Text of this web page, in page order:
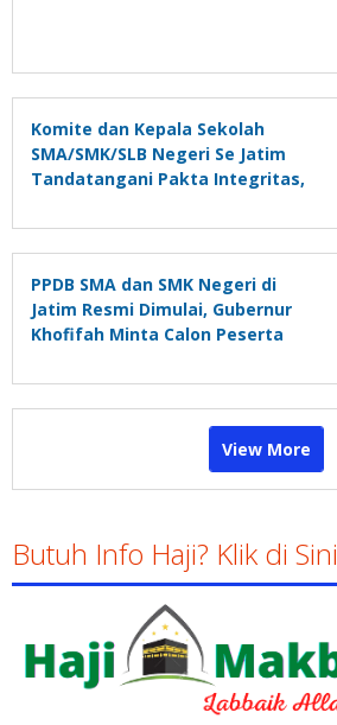
Komite dan Kepala Sekolah
SMA/SMK/SLB Negeri Se Jatim
Tandatangani Pakta Integritas,
Ada Paksaan, Sumbangan Harus
Sukarela dan Tatakelolanya
Harus Transparan
PPDB SMA dan SMK Negeri di
Jatim Resmi Dimulai, Gubernur
Khofifah Minta Calon Peserta
dan Tahapannya
View More
Butuh Info Haji? Klik di Sini